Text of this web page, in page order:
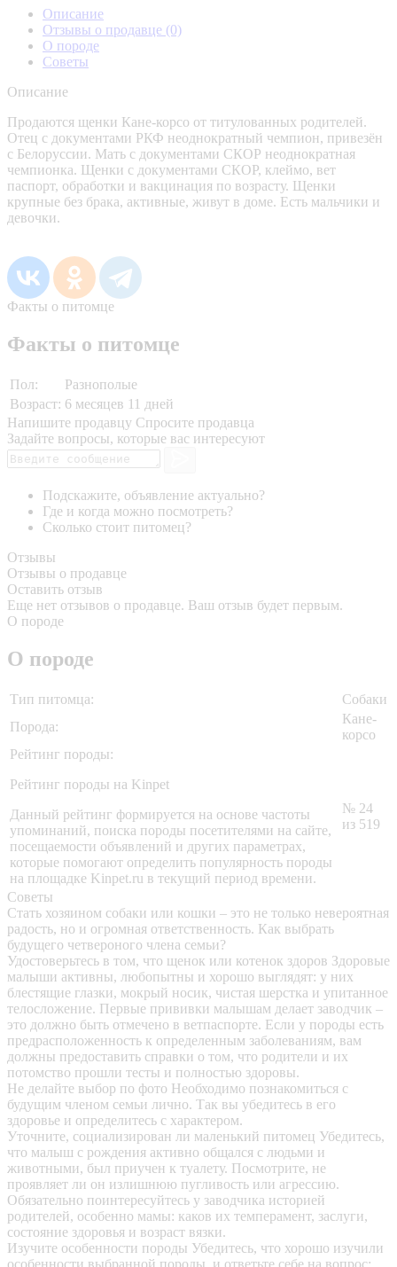
Описание
Отзывы о продавце (0)
О породе
Советы
Описание
Продаются щенки Кане-корсо от титулованных родителей.
Отец с документами РКФ неоднократный чемпион, привезён
с Белоруссии. Мать с документами СКОР неоднократная
чемпионка. Щенки с документами СКОР, клеймо, вет
паспорт, обработки и вакцинация по возрасту. Щенки
крупные без брака, активные, живут в доме. Есть мальчики и
девочки.
Факты о питомце
Факты о питомце
Пол:
Разнополые
Возраст: 6 месяцев 11 дней
Напишите продавцу Спросите продавца
Задайте вопросы, которые вас интересуют
Подскажите, объявление актуально?
Где и когда можно посмотреть?
Сколько стоит питомец?
Отзывы
Отзывы о продавце
Оставить отзыв
Еще нет отзывов о продавце. Ваш отзыв будет первым.
О породе
О породе
Тип питомца:
Собаки
Порода:
Кане-
корсо
Рейтинг породы:
Рейтинг породы на Kinpet
Данный рейтинг формируется на основе частоты
упоминаний, поиска породы посетителями на сайте,
посещаемости объявлений и других параметрах,
которые помогают определить популярность породы
на площадке Kinpet.ru в текущий период времени.
№ 24
из 519
Советы
Стать хозяином собаки или кошки – это не только невероятная
радость, но и огромная ответственность. Как выбрать
будущего четвероного члена семьи?
Удостоверьтесь в том, что щенок или котенок здоров Здоровые
малыши активны, любопытны и хорошо выглядят: у них
блестящие глазки, мокрый носик, чистая шерстка и упитанное
телосложение. Первые прививки малышам делает заводчик –
это должно быть отмечено в ветпаспорте. Если у породы есть
предрасположенность к определенным заболеваниям, вам
должны предоставить справки о том, что родители и их
потомство прошли тесты и полностью здоровы.
Не делайте выбор по фото Необходимо познакомиться с
будущим членом семьи лично. Так вы убедитесь в его
здоровье и определитесь с характером.
Уточните, социализирован ли маленький питомец Убедитесь,
что малыш с рождения активно общался с людьми и
животными, был приучен к туалету. Посмотрите, не
проявляет ли он излишнюю пугливость или агрессию.
Обязательно поинтересуйтесь у заводчика историей
родителей, особенно мамы: каков их темперамент, заслуги,
состояние здоровья и возраст вязки.
Изучите особенности породы Убедитесь, что хорошо изучили